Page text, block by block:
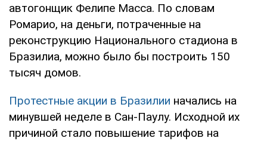
автогонщик Фелипе Масса. По словам
Ромарио, на деньги, потраченные на
реконструкцию Национального стадиона в
Бразилиа, можно было бы построить 150
тысяч домов.
Протестные акции в Бразилии начались на
минувшей неделе в Сан-Паулу. Исходной их
причиной стало повышение тарифов на